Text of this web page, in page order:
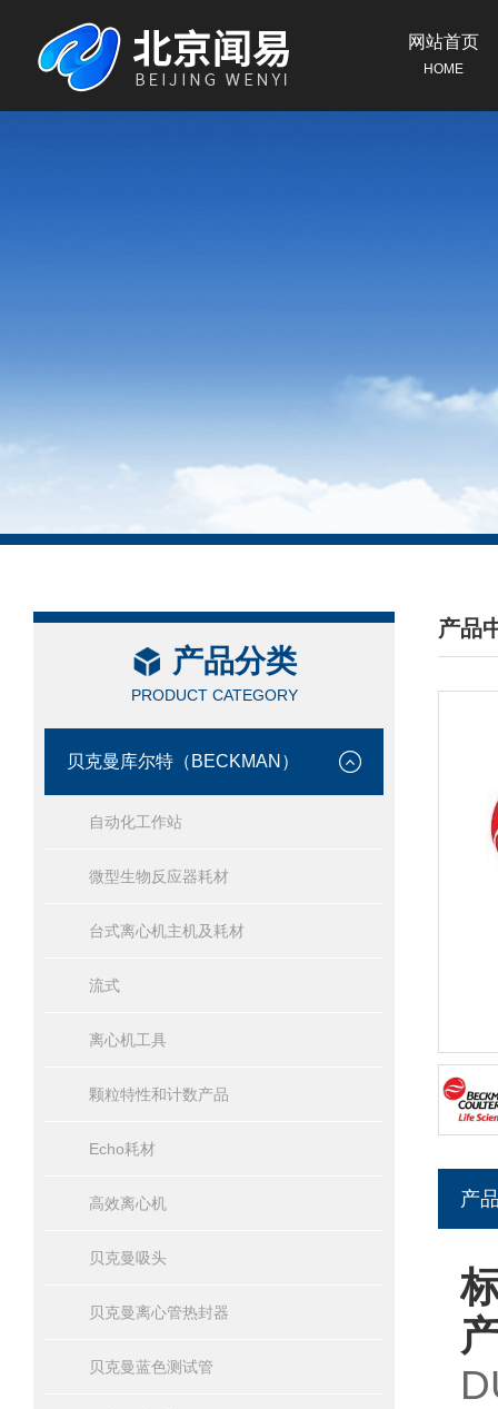
网站首页
HOME
产品分类
PRODUCT CATEGORY
贝克曼库尔特（BECKMAN）
自动化工作站
微型生物反应器耗材
台式离心机主机及耗材
流式
离心机工具
颗粒特性和计数产品
Echo耗材
高效离心机
贝克曼吸头
贝克曼离心管热封器
贝克曼蓝色测试管
产品
/
产